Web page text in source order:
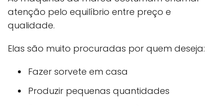
atenção pelo equilíbrio entre preço e
qualidade.
Elas são muito procuradas por quem deseja:
Fazer sorvete em casa
Produzir pequenas quantidades